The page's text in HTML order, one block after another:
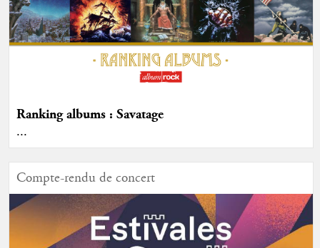
Ranking albums : Savatage
...
Compte-rendu de concert